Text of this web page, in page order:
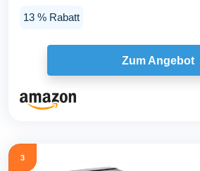
13 % Rabatt
Zum Angebot
3